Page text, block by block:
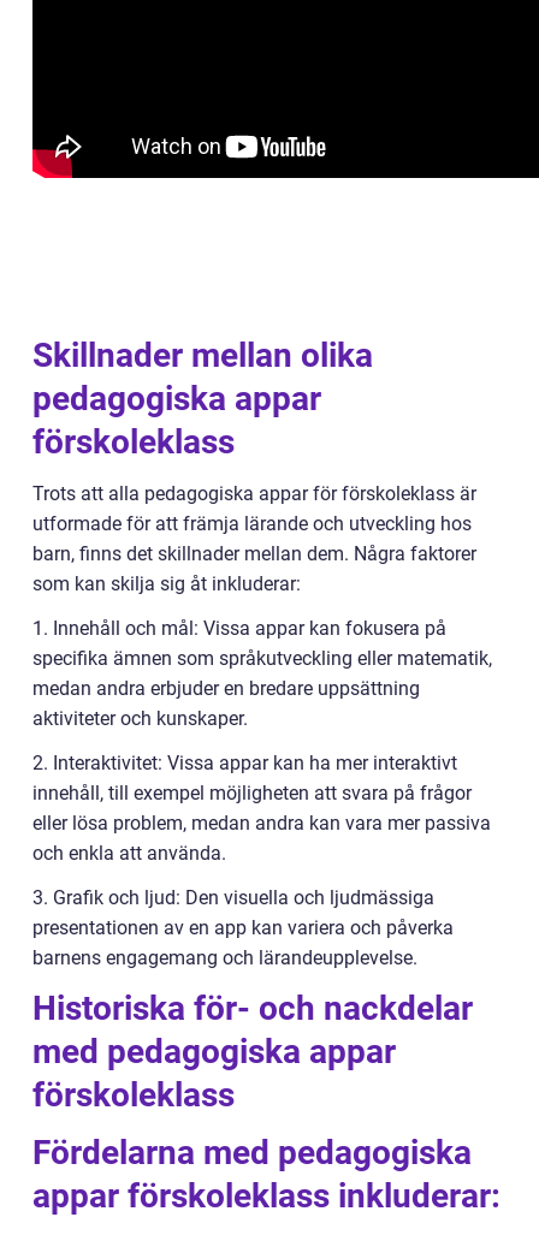
Skillnader mellan olika
pedagogiska appar
förskoleklass
Trots att alla pedagogiska appar för förskoleklass är
utformade för att främja lärande och utveckling hos
barn, finns det skillnader mellan dem. Några faktorer
som kan skilja sig åt inkluderar:
1. Innehåll och mål: Vissa appar kan fokusera på
specifika ämnen som språkutveckling eller matematik,
medan andra erbjuder en bredare uppsättning
aktiviteter och kunskaper.
2. Interaktivitet: Vissa appar kan ha mer interaktivt
innehåll, till exempel möjligheten att svara på frågor
eller lösa problem, medan andra kan vara mer passiva
och enkla att använda.
3. Grafik och ljud: Den visuella och ljudmässiga
presentationen av en app kan variera och påverka
barnens engagemang och lärandeupplevelse.
Historiska för- och nackdelar
med pedagogiska appar
förskoleklass
Fördelarna med pedagogiska
appar förskoleklass inkluderar: